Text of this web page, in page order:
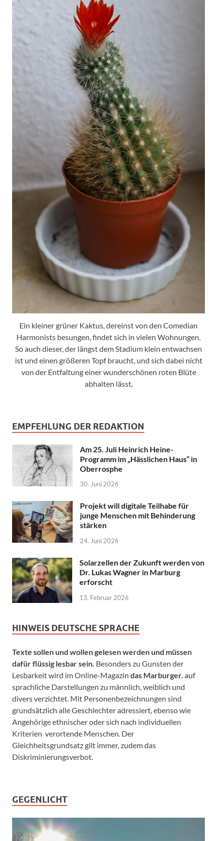
Ein kleiner grüner Kaktus, dereinst von den Comedian
Harmonists besungen, findet sich in vielen Wohnungen.
So auch dieser, der längst dem Stadium klein entwachsen
ist und einen größeren Topf braucht, und sich dabei nicht
von der Entfaltung einer wunderschönen roten Blüte
abhalten lässt.
EMPFEHLUNG DER REDAKTION
Am 25. Juli Heinrich Heine-
Programm im „Hässlichen Haus“ in
Oberrosphe
30. Juni 2026
Projekt will digitale Teilhabe für
junge Menschen mit Behinderung
stärken
24. Juni 2026
Solarzellen der Zukunft werden von
Dr. Lukas Wagner in Marburg
erforscht
13. Februar 2026
HINWEIS DEUTSCHE SPRACHE
Texte sollen und wollen gelesen werden und müssen
dafür flüssig lesbar sein. Besonders zu Gunsten der
Lesbarkeit wird im Online-Magazin das Marburger. auf
sprachliche Darstellungen zu männlich, weiblich und
divers verzichtet. Mit Personenbezeichnungen sind
grundsätzlich alle Geschlechter adressiert, ebenso wie
Angehörige ethnischer oder sich nach individuellen
Kriterien verortende Menschen. Der
Gleichheitsgrundsatz gilt immer, zudem das
Diskriminierungsverbot.
GEGENLICHT